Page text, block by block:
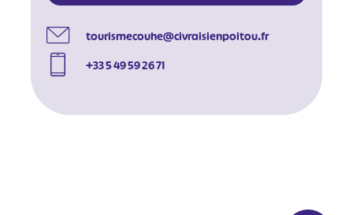
tourismecouhe@civraisienpoitou.fr
+33 5 49 59 26 71